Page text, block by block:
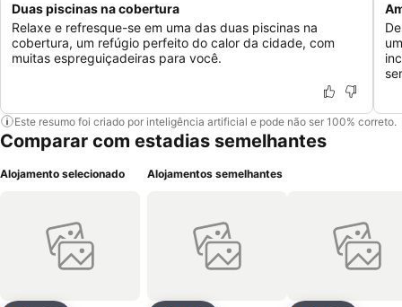
Duas piscinas na cobertura
Relaxe e refresque-se em uma das duas piscinas na
cobertura, um refúgio perfeito do calor da cidade, com
muitas espreguiçadeiras para você.
Este resumo foi criado por inteligência artificial e pode não ser 100% correto.
Comparar com estadias semelhantes
Alojamento selecionado Alojamentos semelhantes